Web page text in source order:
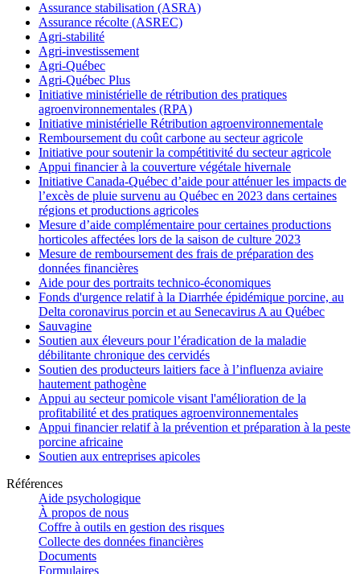
Assurance stabilisation (ASRA)
Assurance récolte (ASREC)
Agri-stabilité
Agri-investissement
Agri-Québec
Agri-Québec Plus
Initiative ministérielle de rétribution des pratiques
agroenvironnementales (RPA)
Initiative ministérielle Rétribution agroenvironnementale
Remboursement du coût carbone au secteur agricole
Initiative pour soutenir la compétitivité du secteur agricole
Appui financier à la couverture végétale hivernale
Initiative Canada-Québec d’aide pour atténuer les impacts de
l’excès de pluie survenu au Québec en 2023 dans certaines
régions et productions agricoles
Mesure d’aide complémentaire pour certaines productions
horticoles affectées lors de la saison de culture 2023
Mesure de remboursement des frais de préparation des
données financières
Aide pour des portraits technico-économiques
Fonds d'urgence relatif à la Diarrhée épidémique porcine, au
Delta coronavirus porcin et au Senecavirus A au Québec
Sauvagine
Soutien aux éleveurs pour l’éradication de la maladie
débilitante chronique des cervidés
Soutien des producteurs laitiers face à l’influenza aviaire
hautement pathogène
Appui au secteur pomicole visant l'amélioration de la
profitabilité et des pratiques agroenvironnementales
Appui financier relatif à la prévention et préparation à la peste
porcine africaine
Soutien aux entreprises apicoles
Références
Aide psychologique
À propos de nous
Coffre à outils en gestion des risques
Collecte des données financières
Documents
Formulaires